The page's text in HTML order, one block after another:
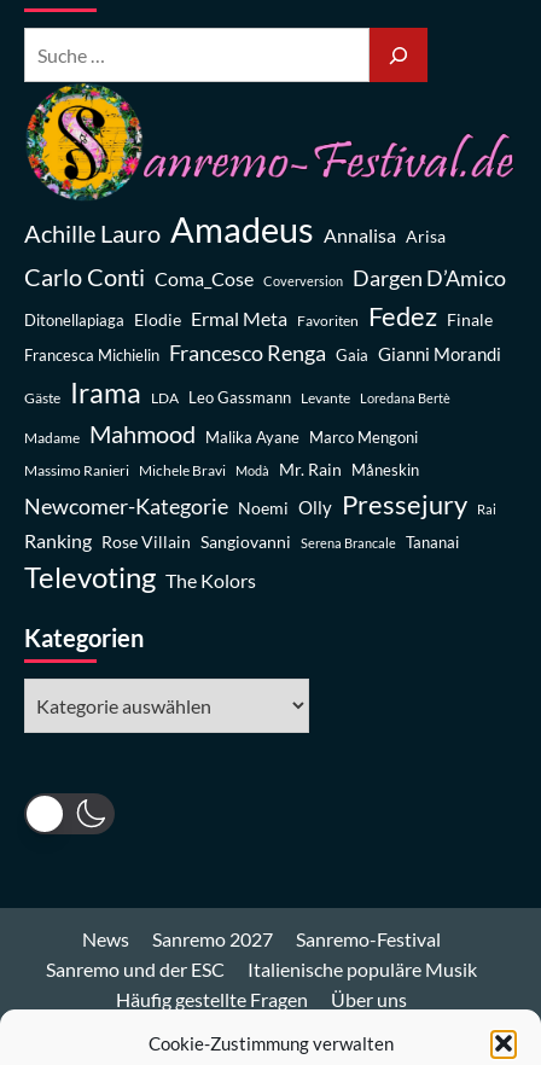
Cookie-Zustimmung verwalten
Achille Lauro Amadeus Annalisa Arisa
Carlo Conti Coma_Cose Coverversion Dargen D’Amico
Ditonellapiaga Elodie Ermal Meta Favoriten Fedez Finale
Francesca Michielin Francesco Renga Gaia Gianni Morandi
Gäste Irama LDA Leo Gassmann Levante Loredana Bertè
Madame Mahmood Malika Ayane Marco Mengoni
Massimo Ranieri Michele Bravi Modà Mr. Rain Måneskin
Newcomer-Kategorie Noemi Olly Pressejury Rai
Ranking Rose Villain Sangiovanni Serena Brancale Tananai
Televoting The Kolors
Kategorien
News Sanremo 2027
Sanremo-Festival
Sanremo und der ESC
Italienische populäre Musik
Häufig gestellte Fragen
Über uns